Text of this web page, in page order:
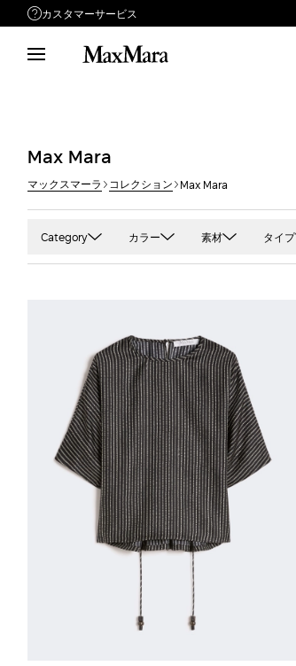
カスタマーサービス
サポートが必要ですか？
Max Mara
マックスマーラ コレクション Max Mara
Category
ジャケット
スカート
スーツ
ニット
パンツ
ブラウス＆シャツ
カラー
ピンク
ブラウン・キャメル
素材
キャディ
キャメル
クレープ
クレープデシン
コットン
サテン
シルク
タイプ